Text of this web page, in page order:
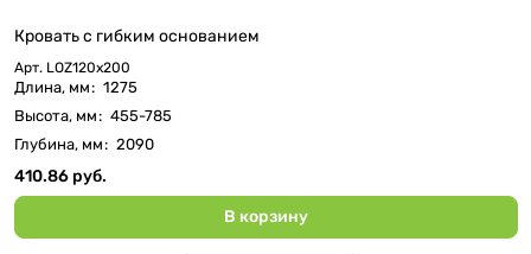
Кровать c гибким основанием
Арт. LOZ120х200
Длина, мм: 1275
Высота, мм: 455-785
Глубина, мм: 2090
410.86 руб.
В корзину